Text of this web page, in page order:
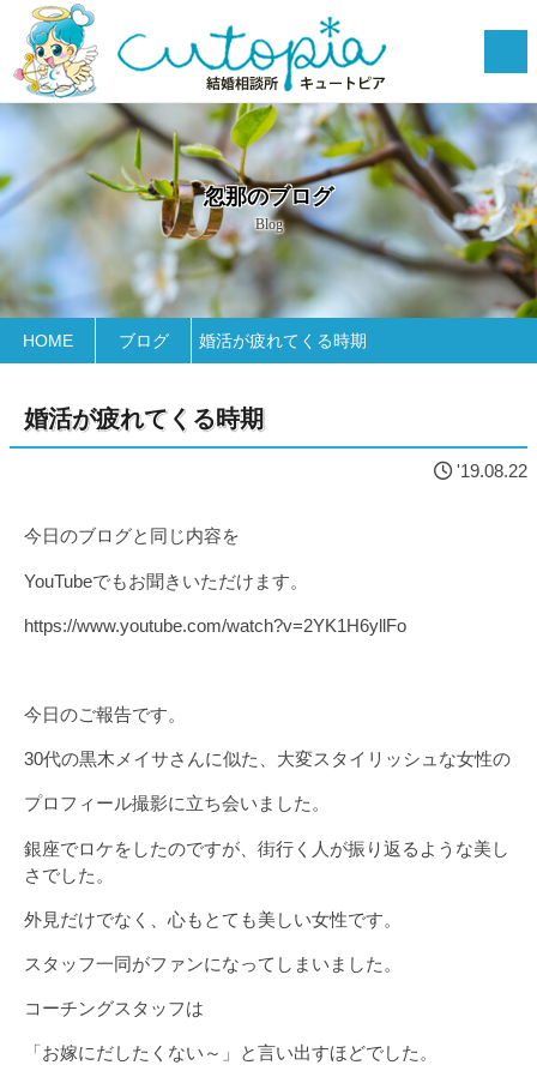
忽那のブログ
Blog
HOME ブログ 婚活が疲れてくる時期
婚活が疲れてくる時期
'19.08.22
今日のブログと同じ内容を
YouTubeでもお聞きいただけます。
https://www.youtube.com/watch?v=2YK1H6yllFo
今日のご報告です。
30代の黒木メイサさんに似た、大変スタイリッシュな女性の
プロフィール撮影に立ち会いました。
銀座でロケをしたのですが、街行く人が振り返るような美し
さでした。
外見だけでなく、心もとても美しい女性です。
スタッフ一同がファンになってしまいました。
コーチングスタッフは
「お嫁にだしたくない～」と言い出すほどでした。